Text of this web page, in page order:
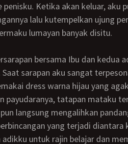
Ketika akan keluar, aku
lalu kutempelkan ujung
lumayan banyak disitu.
sarapan aku sangat
dress warna hijau yang
payudaranya, tatapan mataku
yang terjadi diantara
untuk rajin belajar dan